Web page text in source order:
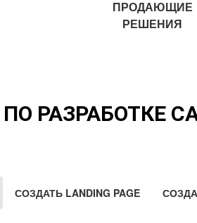
ПРОДАЮЩИЕ
РЕШЕНИЯ
РАЗРАБОТКЕ
СОЗДАТЬ LANDING PAGE